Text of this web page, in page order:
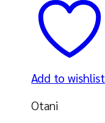
Add to wishlist
Otani